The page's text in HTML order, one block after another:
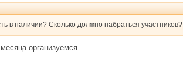
в наличии? Сколько должно набраться участников?
организуемся.